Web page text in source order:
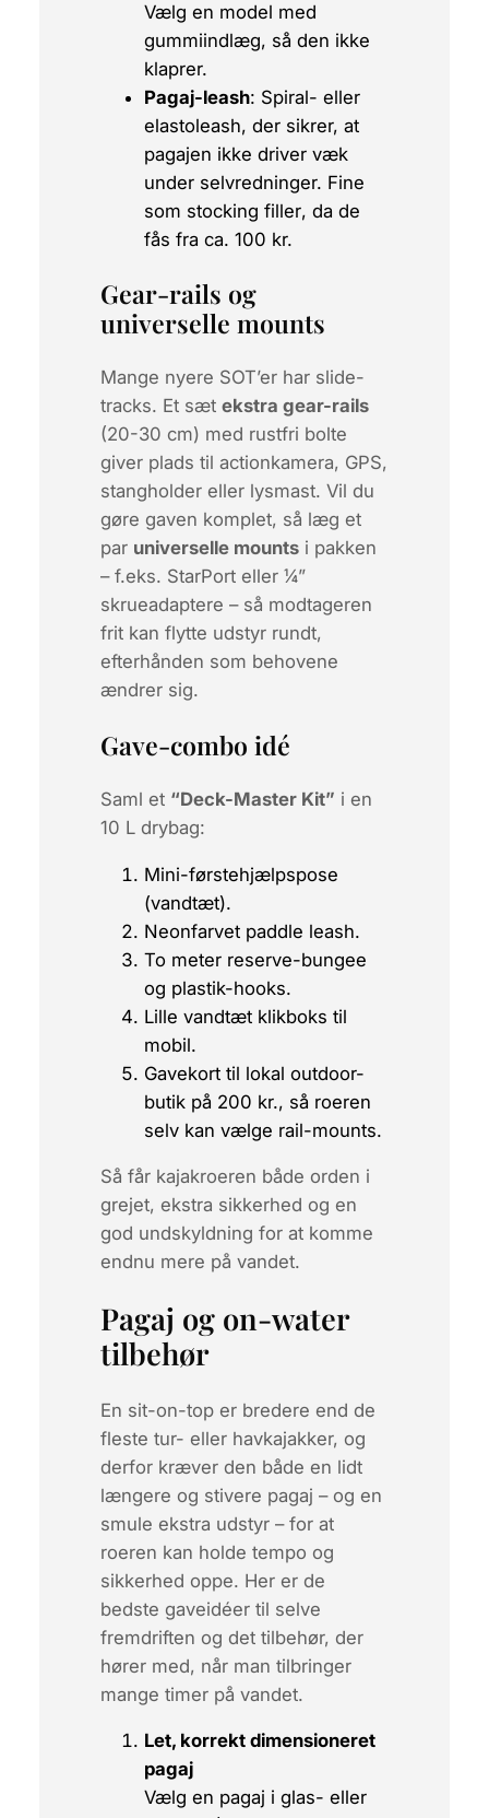
Vælg en model med
gummiindlæg, så den ikke
klaprer.
Pagaj-leash: Spiral- eller
elastoleash, der sikrer, at
pagajen ikke driver væk
under selvredninger. Fine
som stocking filler, da de
fås fra ca. 100 kr.
Gear-rails og
universelle mounts
Mange nyere SOT’er har slide-
tracks. Et sæt ekstra gear-rails
(20-30 cm) med rustfri bolte
giver plads til actionkamera, GPS,
stangholder eller lysmast. Vil du
gøre gaven komplet, så læg et
par universelle mountsi pakken
– f.eks. StarPort eller ¼”
skrueadaptere – så modtageren
frit kan flytte udstyr rundt,
efterhånden som behovene
ændrer sig.
Gave-combo idé
Saml et “Deck-Master Kit” i en
10 L drybag:
Mini-førstehjælpspose
(vandtæt).
Neonfarvet paddle leash.
To meter reserve-bungee
og plastik-hooks.
Lille vandtæt klikboks til
mobil.
Gavekort til lokal outdoor-
butik på 200 kr., så roeren
selv kan vælge rail-mounts.
Så får kajakroeren både orden i
grejet, ekstra sikkerhed og en
god undskyldning for at komme
endnu mere på vandet.
Pagaj og on-water
tilbehør
En sit-on-top er bredere end de
fleste tur- eller havkajakker, og
derfor kræver den både en lidt
længere og stivere pagaj – og en
smule ekstra udstyr –for at
roeren kan holde tempo og
sikkerhed oppe. Her er de
bedste gaveidéer til selve
fremdriften og det tilbehør, der
hører med, når man tilbringer
mange timer på vandet.
Let, korrekt dimensioneret
pagaj
Vælg en pagaj i glas- eller